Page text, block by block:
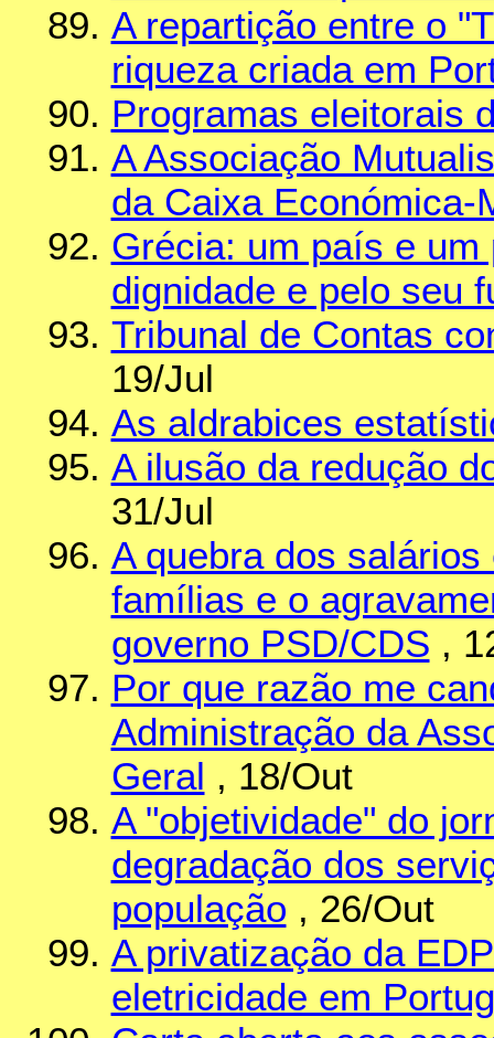
A repartição entre o
riqueza criada em
Programas eleitorais
A Associação
da Caixa Económica-
Grécia: um país e
dignidade e pelo seu
Tribunal de Contas
19/Jul
As aldrabices
A ilusão da redução
31/Jul
A quebra dos
famílias e o
governo PSD/CDS ,
Por que razão me
Administração da
Geral , 18/Out
A "objetividade" do
degradação dos
população , 26/Out
A privatização da
eletricidade em